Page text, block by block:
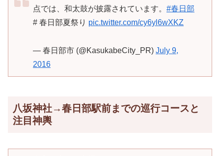
点では、和太鼓が披露されています。 #春日部
# 春日部夏祭り pic.twitter.com/cy6yl6wXKZ
— 春日部市 (@KasukabeCity_PR) July 9,
2016
八坂神社→春日部駅前までの巡行コースと
注目神輿